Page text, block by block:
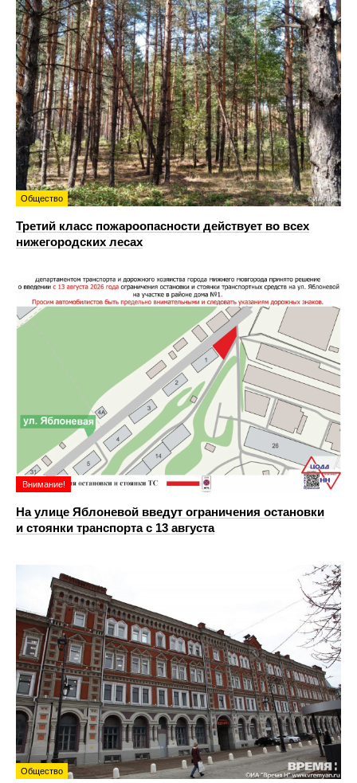
Общество
Третий класс пожароопасности действует во всех
нижегородских лесах
Внимание!
На улице Яблоневой введут ограничения остановки
и стоянки транспорта с 13 августа
Общество